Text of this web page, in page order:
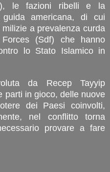
le fazioni ribelli e la
americana, di cui
a prevalenza curda
(Sdf) che hanno
lo Stato Islamico in
da Recep Tayyip
parti in gioco, delle nuove
dei Paesi coinvolti,
nel conflitto torna
provare a fare